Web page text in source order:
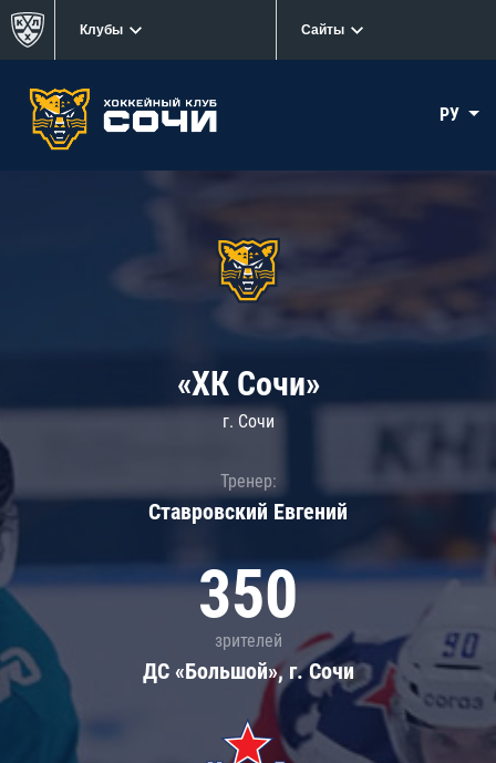
Клубы Сайты
РУ
«ХК Сочи»
г. Сочи
Тренер:
Ставровский Евгений
350
зрителей
ДС «Большой», г. Сочи